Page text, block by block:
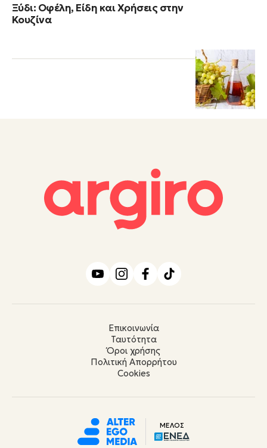
Ξύδι: Οφέλη, Είδη και Χρήσεις στην
Κουζίνα
Επικοινωνία
Ταυτότητα
Όροι χρήσης
Πολιτική Απορρήτου
Cookies
ΜΕΛΟΣ